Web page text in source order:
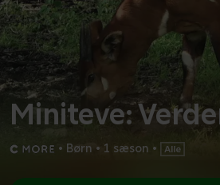
Miniteve:
• Børn • 1 sæson •